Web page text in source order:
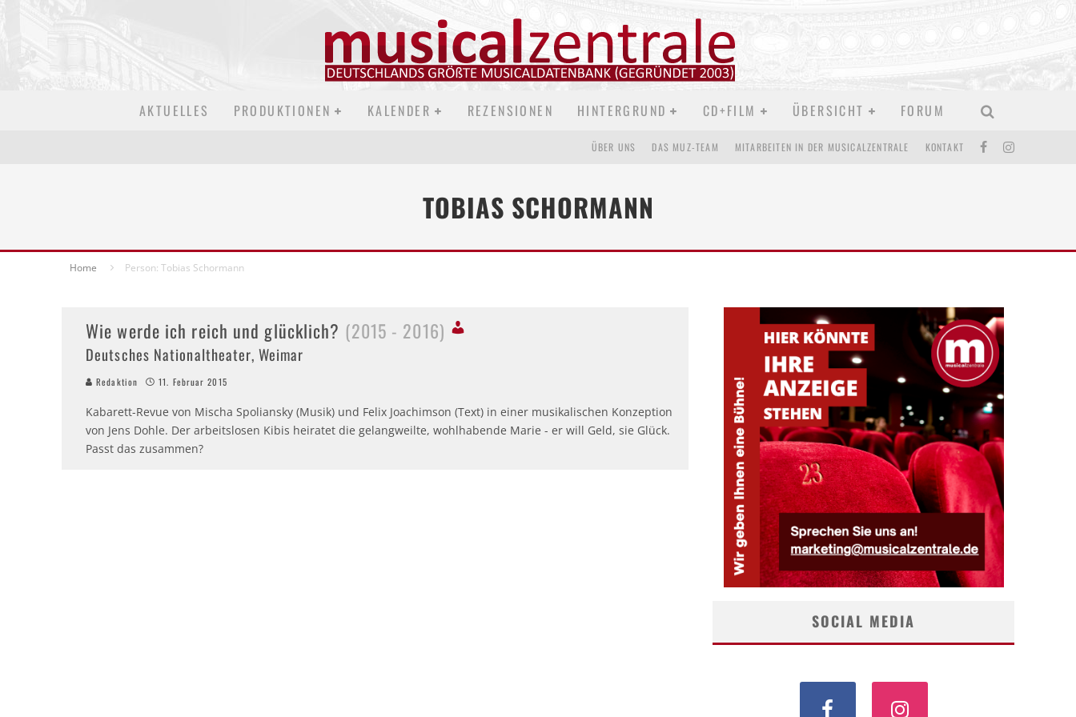
AKTUELLES PRODUKTIONEN KALENDER REZENSIONEN HINTERGRUND CD+FILM ÜBERSICHT FORUM
ÜBER UNS DAS MUZ-TEAM MITARBEITEN IN DER MUSICALZENTRALE KONTAKT
TOBIAS SCHORMANN
Home Person: Tobias Schormann
Wie werde ich reich und glücklich? (2015 - 2016)
Deutsches Nationaltheater, Weimar
Redaktion 11. Februar 2015
Kabarett-Revue von Mischa Spoliansky (Musik) und Felix Joachimson (Text) in einer musikalischen Konzeption
von Jens Dohle. Der arbeitslosen Kibis heiratet die gelangweilte, wohlhabende Marie - er will Geld, sie Glück.
Passt das zusammen?
SOCIAL MEDIA